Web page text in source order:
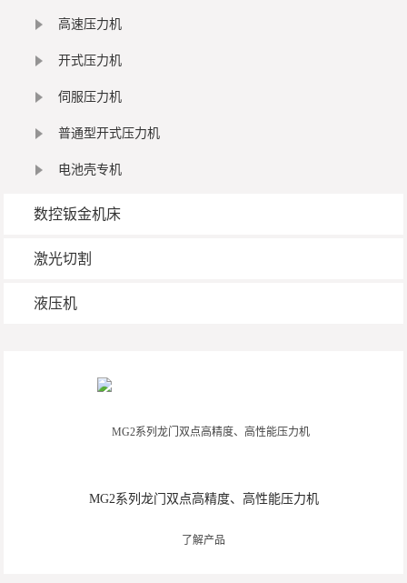
高速压力机
开式压力机
伺服压力机
普通型开式压力机
电池壳专机
数控钣金机床
激光切割
液压机
MG2系列龙门双点高精度、高性能压力机
了解产品